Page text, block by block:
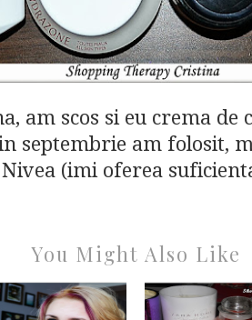
am scos si eu crema de
septembrie am folosit,
(imi oferea
You Might Also Like